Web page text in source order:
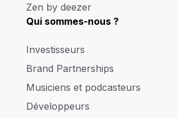
Zen by deezer
Qui sommes-nous ?
Investisseurs
Brand Partnerships
Musiciens et podcasteurs
Développeurs